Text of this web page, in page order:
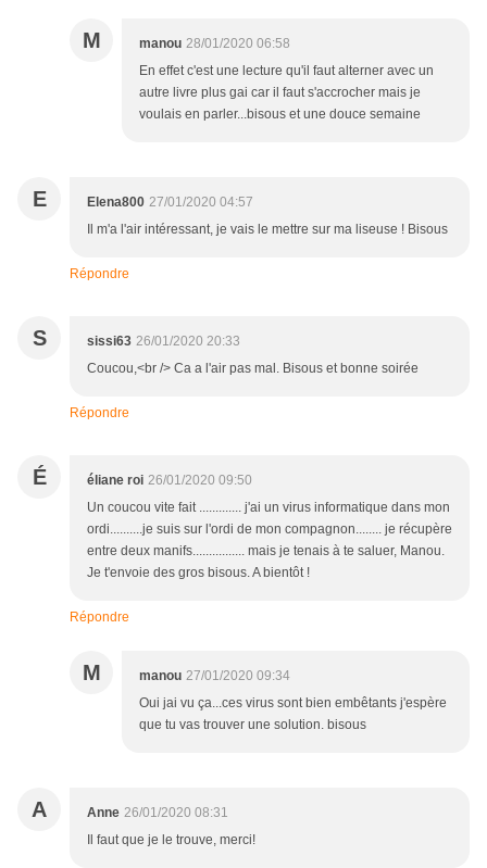
M manou 28/01/2020 06:58
En effet c'est une lecture qu'il faut alterner avec un
autre livre plus gai car il faut s'accrocher mais je
voulais en parler...bisous et une douce semaine
E Elena800 27/01/2020 04:57
Il m'a l'air intéressant, je vais le mettre sur ma liseuse ! Bisous
Répondre
S sissi63 26/01/2020 20:33
Coucou,<br /> Ca a l'air pas mal. Bisous et bonne soirée
Répondre
É éliane roi 26/01/2020 09:50
Un coucou vite fait ............. j'ai un virus informatique dans mon
ordi..........je suis sur l'ordi de mon compagnon........ je récupère
entre deux manifs................ mais je tenais à te saluer, Manou.
Je t'envoie des gros bisous. A bientôt !
Répondre
M manou 27/01/2020 09:34
Oui jai vu ça...ces virus sont bien embêtants j'espère
que tu vas trouver une solution. bisous
A Anne 26/01/2020 08:31
Il faut que je le trouve, merci!